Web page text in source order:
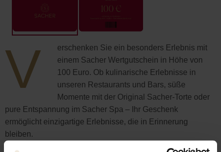
V
erschenken Sie ein besonders Erlebnis mit
einem Sacher Wertgutschein in Höhe von
100 Euro. Ob kulinarische Erlebnisse in
unseren Restaurants und Bars, süße
Momente mit der Original Sacher-Torte oder
pure Entspannung im Sacher Spa – Ihr Geschenk
ermöglicht einzigartige Erlebnisse, die in Erinnerung
bleiben.